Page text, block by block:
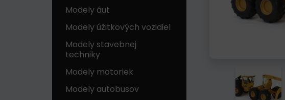
Modely áut
Modely úžitkových vozidiel
Modely stavebnej
techniky
Modely motoriek
Modely autobusov